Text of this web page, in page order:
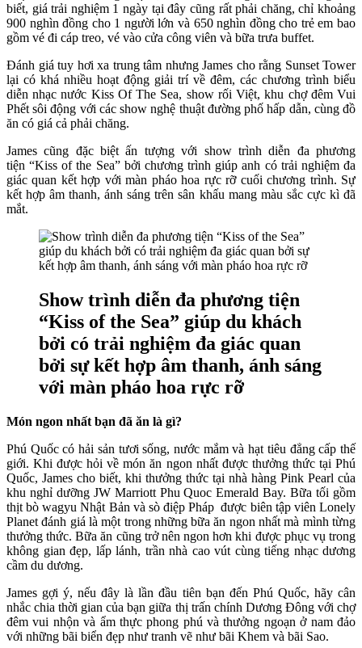
biết, giá trải nghiệm 1 ngày tại đây cũng rất phải chăng, chỉ khoảng
900 nghìn đồng cho 1 người lớn và 650 nghìn đồng cho trẻ em bao
gồm vé đi cáp treo, vé vào cửa công viên và bữa trưa buffet.
Đánh giá tuy hơi xa trung tâm nhưng James cho rằng Sunset Tower
lại có khá nhiều hoạt động giải trí về đêm, các chương trình biểu
diễn nhạc nước Kiss Of The Sea, show rối Việt, khu chợ đêm Vui
Phết sôi động với các show nghệ thuật đường phố hấp dẫn, cùng đồ
ăn có giá cả phải chăng.
James cũng đặc biệt ấn tượng với show trình diễn đa phương
tiện “Kiss of the Sea” bởi chương trình giúp anh có trải nghiệm đa
giác quan kết hợp với màn pháo hoa rực rỡ cuối chương trình. Sự
kết hợp âm thanh, ánh sáng trên sân khấu mang màu sắc cực kì đã
mắt.
Show trình diễn đa phương tiện
“Kiss of the Sea” giúp du khách
bởi có trải nghiệm đa giác quan
bởi sự kết hợp âm thanh, ánh sáng
với màn pháo hoa rực rỡ
Món ngon nhất bạn đã ăn là gì?
Phú Quốc có hải sản tươi sống, nước mắm và hạt tiêu đẳng cấp thế
giới. Khi được hỏi về món ăn ngon nhất được thưởng thức tại Phú
Quốc, James cho biết, khi thưởng thức tại nhà hàng Pink Pearl của
khu nghỉ dưỡng JW Marriott Phu Quoc Emerald Bay. Bữa tối gồm
thịt bò wagyu Nhật Bản và sò điệp Pháp được biên tập viên Lonely
Planet đánh giá là một trong những bữa ăn ngon nhất mà mình từng
thưởng thức. Bữa ăn cũng trở nên ngon hơn khi được phục vụ trong
không gian đẹp, lấp lánh, trần nhà cao vút cùng tiếng nhạc dương
cầm du dương.
James gợi ý, nếu đây là lần đầu tiên bạn đến Phú Quốc, hãy cân
nhắc chia thời gian của bạn giữa thị trấn chính Dương Đông với chợ
đêm vui nhộn và ẩm thực phong phú và thưởng ngoạn ở nam đảo
với những bãi biển đẹp như tranh vẽ như bãi Khem và bãi Sao.